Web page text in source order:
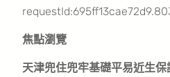
焦點瀏覽
天津兜住兜牢基礎平易近生保